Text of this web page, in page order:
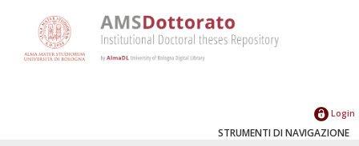
Login
STRUMENTI DI NAVIGAZIONE